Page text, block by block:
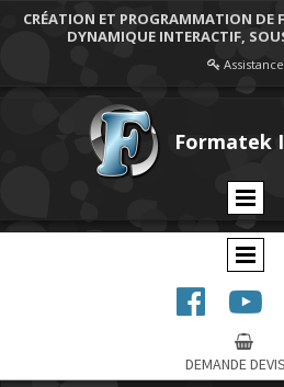
CRÉATION ET PROGRAMMATION DE
DYNAMIQUE INTERACTIF,
Assistance
Formatek
 

DEMANDE DEVIS